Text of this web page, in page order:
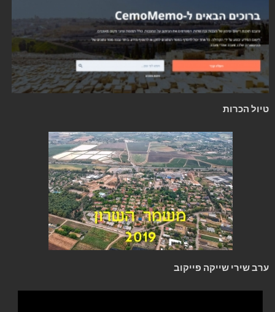
טיול הכרות
ערב שירי שייקה פייקוב